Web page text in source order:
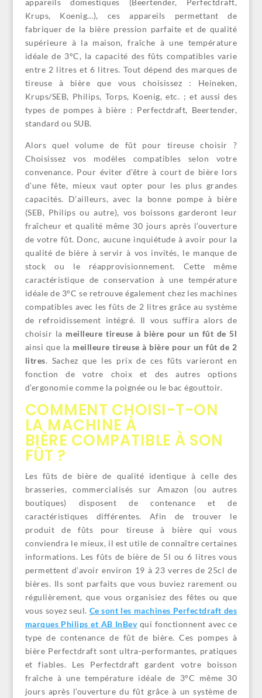
Krups, Koenig…), ces appareils permettant de
fabriquer de la bière pression parfaite et de qualité
supérieure à la maison, fraîche à une température
idéale de 3°C, la capacité des fûts compatibles varie
entre 2 litres et 6 litres. Tout dépend des marques de
tireuse à bière que vous choisissez : Heineken,
Krups/SEB, Philips, Torps, Koenig, etc. ; et aussi des
types de pompes à bière : Perfectdraft, Beertender,
standard ou SUB.
Alors quel volume de fût pour tireuse choisir ?
Choisissez vos modèles compatibles selon votre
convenance. Pour éviter d’être à court de bière lors
d’une fête, mieux vaut opter pour les plus grandes
capacités. D’ailleurs, avec la bonne pompe à bière
(SEB, Philips ou autre), vos boissons garderont leur
fraîcheur et qualité même 30 jours après l’ouverture
de votre fût. Donc, aucune inquiétude à avoir pour la
qualité de bière à servir à vos invités, le manque de
stock ou le réapprovisionnement. Cette même
caractéristique de conservation à une température
idéale de 3°C se retrouve également chez les machines
compatibles avec les fûts de 2 litres grâce au système
de refroidissement intégré. Il vous suffira alors de
choisir la meilleure tireuse à bière pour un fût de 5l
ainsi que la meilleure tireuse à bière pour un fût de 2
litres. Sachez que les prix de ces fûts varieront en
fonction de votre choix et des autres options
d’ergonomie comme la poignée ou le bac égouttoir.
COMMENT CHOISI-T-ON
LA MACHINE À
BIÈRE COMPATIBLE À SON
FÛT ?
Les fûts de bière de qualité identique à celle des
brasseries, commercialisés sur Amazon (ou autres
boutiques) disposent de contenance et de
caractéristiques différentes. Afin de trouver le
produit de fûts pour tireuse à bière qui vous
conviendra le mieux, il est utile de connaître certaines
informations. Les fûts de bière de 5l ou 6 litres vous
permettent d’avoir environ 19 à 23 verres de 25cl de
bières. Ils sont parfaits que vous buviez rarement ou
régulièrement, que vous organisiez des fêtes ou que
vous soyez seul. Ce sont les machines Perfectdraft des
marques Philips et AB InBevqui fonctionnent avec ce
type de contenance de fût de bière. Ces pompes à
bière Perfectdraft sont ultra-performantes, pratiques
et fiables. Les Perfectdraft gardent votre boisson
fraîche à une température idéale de 3°C même 30
jours après l’ouverture du fût grâce à un système de